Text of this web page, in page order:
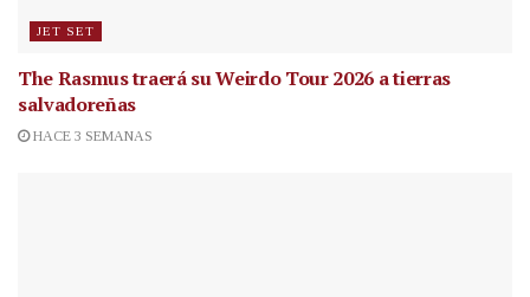
JET SET
The Rasmus traerá su Weirdo Tour 2026 a tierras
salvadoreñas
HACE 3 SEMANAS